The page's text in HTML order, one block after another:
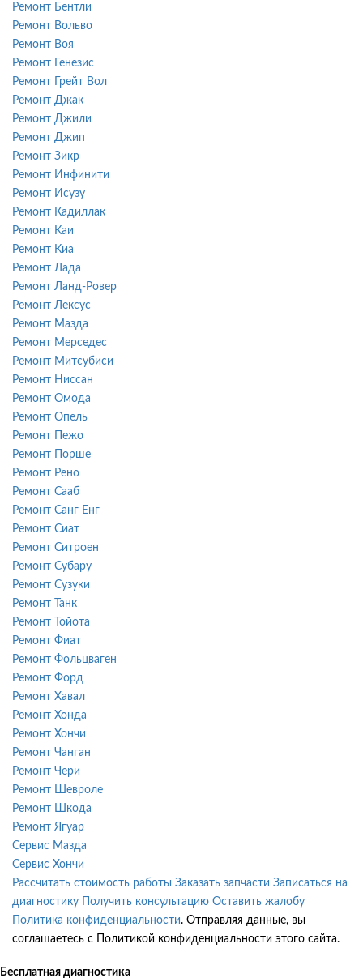
Ремонт Бентли
Ремонт Вольво
Ремонт Воя
Ремонт Генезис
Ремонт Грейт Вол
Ремонт Джак
Ремонт Джили
Ремонт Джип
Ремонт Зикр
Ремонт Инфинити
Ремонт Исузу
Ремонт Кадиллак
Ремонт Каи
Ремонт Киа
Ремонт Лада
Ремонт Ланд-Ровер
Ремонт Лексус
Ремонт Мазда
Ремонт Мерседес
Ремонт Митсубиси
Ремонт Ниссан
Ремонт Омода
Ремонт Опель
Ремонт Пежо
Ремонт Порше
Ремонт Рено
Ремонт Сааб
Ремонт Санг Енг
Ремонт Сиат
Ремонт Ситроен
Ремонт Субару
Ремонт Сузуки
Ремонт Танк
Ремонт Тойота
Ремонт Фиат
Ремонт Фольцваген
Ремонт Форд
Ремонт Хавал
Ремонт Хонда
Ремонт Хончи
Ремонт Чанган
Ремонт Чери
Ремонт Шевроле
Ремонт Шкода
Ремонт Ягуар
Сервис Мазда
Сервис Хончи
Рассчитать стоимость работы Заказать запчасти Записаться на
диагностику
Получить консультацию Оставить жалобу
Политика конфиденциальности. Отправляя данные, вы
соглашаетесь с Политикой конфиденциальности этого сайта.
Бесплатная диагностика